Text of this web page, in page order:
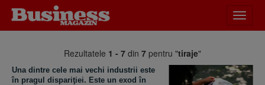
meniu
Rezultatele 1 - 7 din 7 pentru "tiraje"
Una dintre cele mai vechi industrii este
în pragul dispariţiei. Este un exod în